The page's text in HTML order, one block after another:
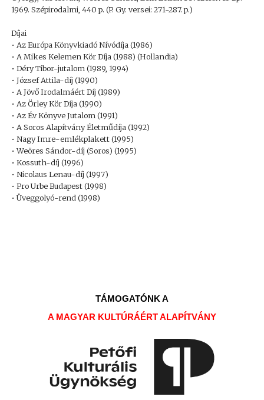
1969. Szépirodalmi, 440 p. (P. Gy. versei: 271-287. p.)
Díjai
• Az Európa Könyvkiadó Nívódíja (1986)
• A Mikes Kelemen Kör Díja (1988) (Hollandia)
• Déry Tibor-jutalom (1989, 1994)
• József Attila-díj (1990)
• A Jövő Irodalmáért Díj (1989)
• Az Örley Kör Díja (1990)
• Az Év Könyve Jutalom (1991)
• A Soros Alapítvány Életműdíja (1992)
• Nagy Imre-emlékplakett (1995)
• Weöres Sándor-díj (Soros) (1995)
• Kossuth-díj (1996)
• Nicolaus Lenau-díj (1997)
• Pro Urbe Budapest (1998)
• Üveggolyó-rend (1998)
TÁMOGATÓNK A
A MAGYAR KULTÚRÁÉRT ALAPÍTVÁNY